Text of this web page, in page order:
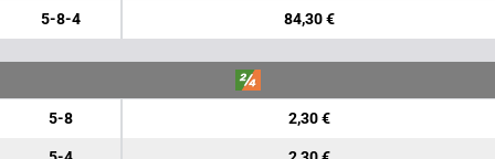
5-8-4 84,30 €
5-8 2,30 €